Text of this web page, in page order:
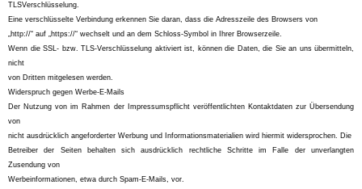
TLSVerschlüsselung.
Eine verschlüsselte Verbindung erkennen Sie daran, dass die Adresszeile des Browsers von
„http://“ auf „https://“ wechselt und an dem Schloss-Symbol in Ihrer Browserzeile.
Wenn die SSL- bzw. TLS-Verschlüsselung aktiviert ist, können die Daten, die Sie an uns übermitteln,
nicht
von Dritten mitgelesen werden.
Widerspruch gegen Werbe-E-Mails
Der Nutzung von im Rahmen der Impressumspflicht veröffentlichten Kontaktdaten zur Übersendung
von
nicht ausdrücklich angeforderter Werbung und Informationsmaterialien wird hiermit widersprochen. Die
Betreiber der Seiten behalten sich ausdrücklich rechtliche Schritte im Falle der unverlangten
Zusendung von
Werbeinformationen, etwa durch Spam-E-Mails, vor.